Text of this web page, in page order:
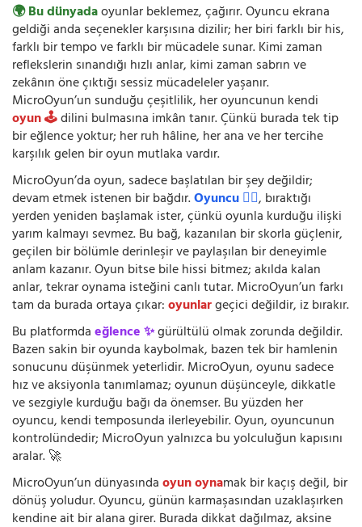
🌍 Bu dünyadaoyunlar beklemez, çağırır. Oyuncu ekrana
geldiği anda seçenekler karşısına dizilir; her biri farklı bir his,
farklı bir tempo ve farklı bir mücadele sunar. Kimi zaman
reflekslerin sınandığı hızlı anlar, kimi zaman sabrın ve
zekânın öne çıktığı sessiz mücadeleler yaşanır.
MicroOyun’un sunduğu çeşitlilik, her oyuncunun kendi
oyun 🕹️dilini bulmasına imkân tanır. Çünkü burada tek tip
bir eğlence yoktur; her ruh hâline, her ana ve her tercihe
karşılık gelen bir oyun mutlaka vardır.
MicroOyun’da oyun, sadece başlatılan bir şey değildir;
devam etmek istenen bir bağdır.Oyuncu 🧍‍♂️, bıraktığı
yerden yeniden başlamak ister, çünkü oyunla kurduğu ilişki
yarım kalmayı sevmez. Bu bağ, kazanılan bir skorla güçlenir,
geçilen bir bölümle derinleşir ve paylaşılan bir deneyimle
anlam kazanır. Oyun bitse bile hissi bitmez; akılda kalan
anlar, tekrar oynama isteğini canlı tutar. MicroOyun’un farkı
tam da burada ortaya çıkar:oyunlargeçici değildir, iz bırakır.
Bu platformdaeğlence ✨gürültülü olmak zorunda değildir.
Bazen sakin bir oyunda kaybolmak, bazen tek bir hamlenin
sonucunu düşünmek yeterlidir. MicroOyun, oyunu sadece
hız ve aksiyonla tanımlamaz; oyunun düşünceyle, dikkatle
ve sezgiyle kurduğu bağı da önemser. Bu yüzden her
oyuncu, kendi temposunda ilerleyebilir. Oyun, oyuncunun
kontrolündedir; MicroOyun yalnızca bu yolculuğun kapısını
aralar. 🚀
MicroOyun’un dünyasındaoyun oynamak bir kaçış değil, bir
dönüş yoludur. Oyuncu, günün karmaşasından uzaklaşırken
kendine ait bir alana girer. Burada dikkat dağılmaz, aksine